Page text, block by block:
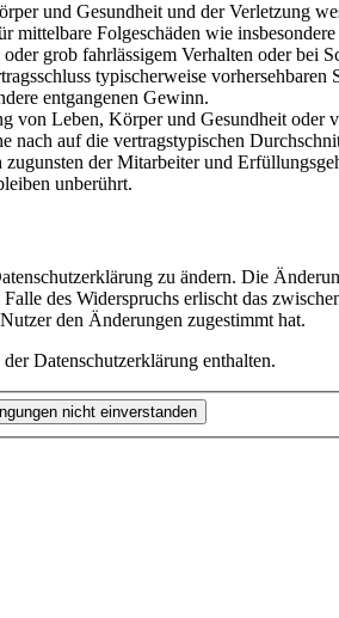
und Gesundheit und der Verletzung
Folgeschäden wie
grob fahrlässigem Verhalten oder bei
typischerweise
entgangenen Gewinn.
von Leben, Körper und Gesundheit oder
auf die vertragstypischen
der Mitarbeiter und
unberührt.
zu ändern. Die
des Widerspruchs erlischt das
den Änderungen zugestimmt hat.
Datenschutzerklärung enthalten.